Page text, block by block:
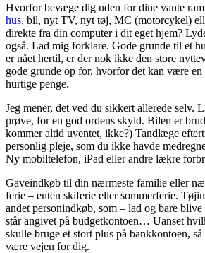
Hvorfor bevæge dig uden for dine vante
hus, bil, nyt TV, nyt tøj, MC (motorcykel)
direkte fra din computer i dit eget hjem?
også. Lad mig forklare. Gode grunde til et
er nået hertil, er der nok ikke den store
gode grunde op for, hvorfor det kan være
hurtige penge.
Jeg mener, det ved du sikkert allerede selv.
prøve, for en god ordens skyld. Bilen er
kommer altid uventet, ikke?) Tandlæge
personlig pleje, som du ikke havde
Ny mobiltelefon, iPad eller andre lækre
Gaveindkøb til din nærmeste familie eller
ferie – enten skiferie eller sommerferie.
andet personindkøb, som – lad og bare
står angivet på budgetkontoen… Uanset
skulle bruge et stort plus på bankkontoen,
være vejen for dig.